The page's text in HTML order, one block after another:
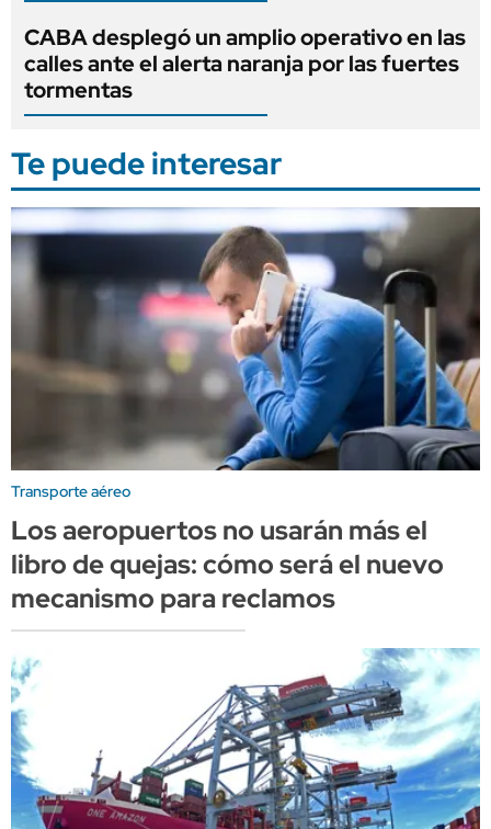
CABA desplegó un amplio operativo en las
calles ante el alerta naranja por las fuertes
tormentas
Te puede interesar
Transporte aéreo
Los aeropuertos no usarán más el
libro de quejas: cómo será el nuevo
mecanismo para reclamos